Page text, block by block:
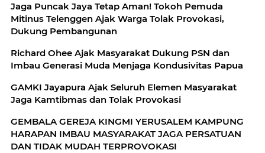
Jaga Puncak Jaya Tetap Aman! Tokoh Pemuda
Mitinus Telenggen Ajak Warga Tolak Provokasi,
Dukung Pembangunan
Richard Ohee Ajak Masyarakat Dukung PSN dan
Imbau Generasi Muda Menjaga Kondusivitas Papua
GAMKI Jayapura Ajak Seluruh Elemen Masyarakat
Jaga Kamtibmas dan Tolak Provokasi
GEMBALA GEREJA KINGMI YERUSALEM KAMPUNG
HARAPAN IMBAU MASYARAKAT JAGA PERSATUAN
DAN TIDAK MUDAH TERPROVOKASI